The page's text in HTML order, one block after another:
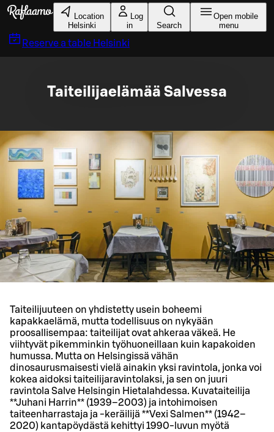
Skip to main content
Location
Helsinki
Log
in
Search
Open mobile
menu
Reserve a table Helsinki
Taiteilijaelämää Salvessa
Taiteilijuuteen on yhdistetty usein boheemi
kapakkaelämä, mutta todellisuus on nykyään
proosallisempaa: taiteilijat ovat ahkeraa väkeä. He
viihtyvät pikemminkin työhuoneillaan kuin kapakoiden
humussa. Mutta on Helsingissä vähän
dinosaurusmaisesti vielä ainakin yksi ravintola, jonka voi
kokea aidoksi taiteilijaravintolaksi, ja sen on juuri
ravintola Salve Helsingin Hietalahdessa. Kuvataiteilija
**Juhani Harrin** (1939–2003) ja intohimoisen
taiteenharrastaja ja -keräilijä **Vexi Salmen** (1942–
2020) kantapöydästä kehittyi 1990-luvun myötä